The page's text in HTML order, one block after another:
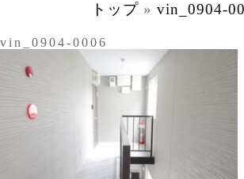
トップ »vin_0904-
vin_0904-0006